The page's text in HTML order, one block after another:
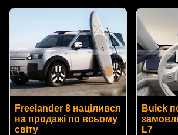
Freelander 8 націлився
на продажі по всьому
світу
Buick
L7